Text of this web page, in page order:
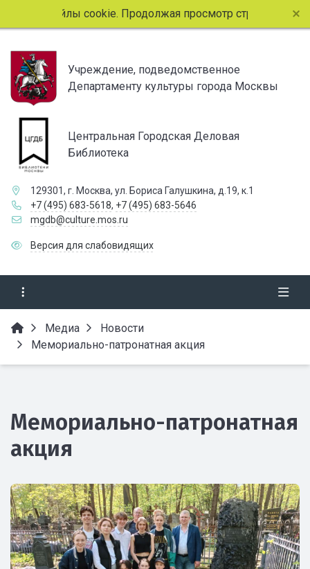
файлы cookie. Продолжая просмотр страниц сайта,
Учреждение, подведомственное
Департаменту культуры города Москвы
Центральная Городская Деловая
Библиотека
129301, г. Москва, ул. Бориса Галушкина, д.19, к.1
+7 (495) 683-5618, +7 (495) 683-5646
mgdb@culture.mos.ru
Версия для слабовидящих
Медиа
Новости
Мемориально-патронатная акция
Мемориально-патронатная
акция